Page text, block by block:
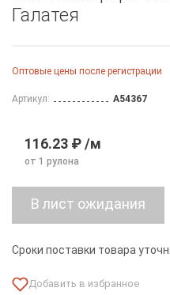
Галатея
Оптовые цены после регистрации
Артикул: A54367
116.23 ₽ /м
от 1 рулона
Сроки поставки товара